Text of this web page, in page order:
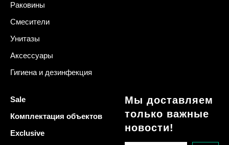
Раковины
Смесители
Унитазы
Аксессуары
Гигиена и дезинфекция
Sale
Комплектация объектов
Exclusive
Мы доставляем
только важные
новости!